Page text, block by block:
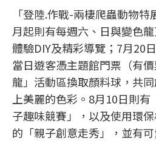
「登陸.作戰-兩棲爬蟲動物
月起則有每週六、日與變色
體驗DIY及精彩導覽；7月20
當日遊客憑主題館門票（有
龍」活動區換取顏料球，共
上美麗的色彩。8月10日則
子趣味競賽」，以及使用環
的「親子創意走秀」，並有